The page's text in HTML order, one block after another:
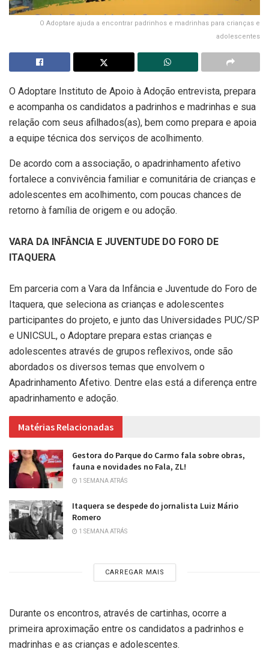
O Adoptare ajuda a encontrar padrinhos e madrinhas para crianças e
adolescentes
O Adoptare Instituto de Apoio à Adoção entrevista, prepara
e acompanha os candidatos a padrinhos e madrinhas e sua
relação com seus afilhados(as), bem como prepara e apoia
a equipe técnica dos serviços de acolhimento.
De acordo com a associação, o apadrinhamento afetivo
fortalece a convivência familiar e comunitária de crianças e
adolescentes em acolhimento, com poucas chances de
retorno à família de origem e ou adoção.
VARA DA INFÂNCIA E JUVENTUDE DO FORO DE
ITAQUERA
Em parceria com a Vara da Infância e Juventude do Foro de
Itaquera, que seleciona as crianças e adolescentes
participantes do projeto, e junto das Universidades PUC/SP
e UNICSUL, o Adoptare prepara estas crianças e
adolescentes através de grupos reflexivos, onde são
abordados os diversos temas que envolvem o
Apadrinhamento Afetivo. Dentre elas está a diferença entre
apadrinhamento e adoção.
Matérias Relacionadas
Gestora do Parque do Carmo fala sobre obras,
fauna e novidades no Fala, ZL!
1 SEMANA ATRÁS
Itaquera se despede do jornalista Luiz Mário
Romero
1 SEMANA ATRÁS
CARREGAR MAIS
Durante os encontros, através de cartinhas, ocorre a
primeira aproximação entre os candidatos a padrinhos e
madrinhas e as crianças e adolescentes.